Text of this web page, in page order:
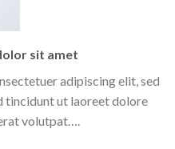
sit amet
adipiscing elit, sed
tincidunt ut laoreet dolore
volutpat….